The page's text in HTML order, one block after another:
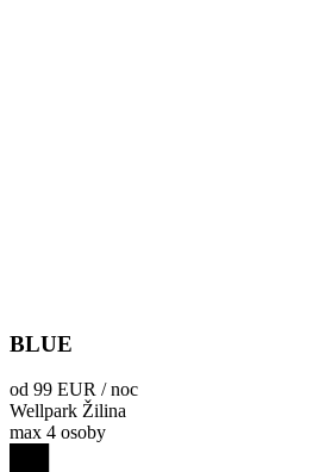
BLUE
od 99 EUR / noc
Wellpark Žilina
max 4 osoby